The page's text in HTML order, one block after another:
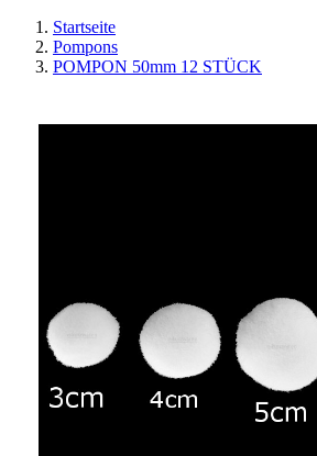
Startseite
Pompons
POMPON 50mm 12 STÜCK